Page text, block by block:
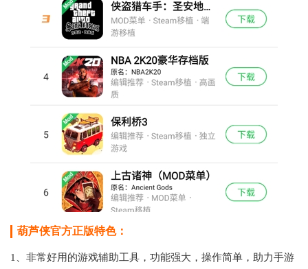
葫芦侠官方正版特色：
1、非常好用的游戏辅助工具，功能强大，操作简单，助力手游